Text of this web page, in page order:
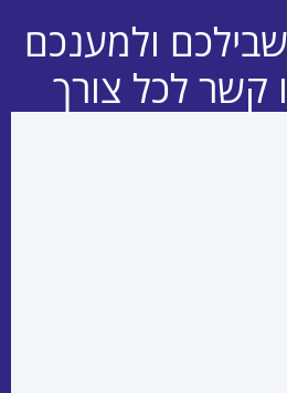
ולמענכם
קשר לכל צורך